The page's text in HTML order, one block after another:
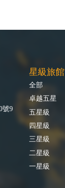
號9
星級旅館
全部
卓越五星
五星級
四星級
三星級
二星級
一星級